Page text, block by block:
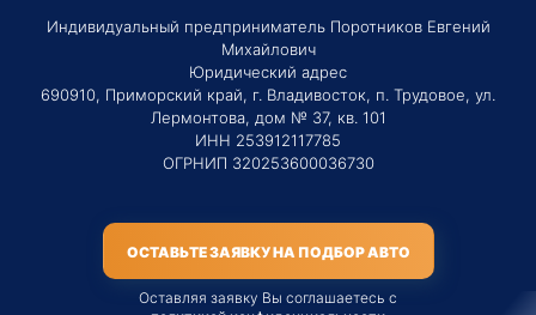
Индивидуальный предприниматель Поротников Евгений
Михайлович
Юридический адрес
690910, Приморский край, г. Владивосток, п. Трудовое, ул.
Лермонтова, дом № 37, кв. 101
ИНН 253912117785
ОГРНИП 320253600036730
ОСТАВЬТЕ ЗАЯВКУ НА ПОДБОР АВТО
Оставляя заявку Вы соглашаетесь с